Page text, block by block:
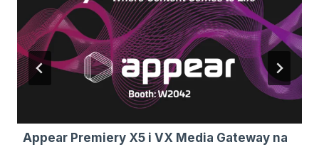
Appear Premiery X5 i VX Media Gateway na